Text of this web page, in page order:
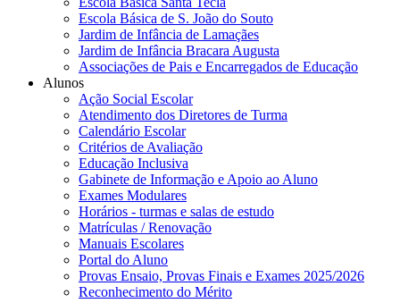
Escola Básica de S. João do Souto
Jardim de Infância de Lamaçães
Jardim de Infância Bracara Augusta
Associações de Pais e Encarregados de Educação
Alunos
Ação Social Escolar
Atendimento dos Diretores de Turma
Calendário Escolar
Critérios de Avaliação
Educação Inclusiva
Gabinete de Informação e Apoio ao Aluno
Exames Modulares
Horários - turmas e salas de estudo
Matrículas / Renovação
Manuais Escolares
Portal do Aluno
Provas Ensaio, Provas Finais e Exames 2025/2026
Reconhecimento do Mérito